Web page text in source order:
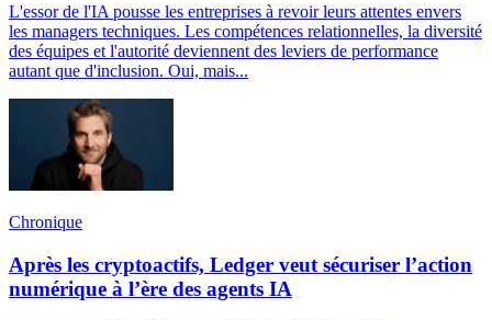
L'essor de l'IA pousse les entreprises à revoir leurs attentes envers
les managers techniques. Les compétences relationnelles, la diversité
des équipes et l'autorité deviennent des leviers de performance
autant que d'inclusion. Oui, mais...
Chronique
Après les cryptoactifs, Ledger veut sécuriser l’action
numérique à l’ère des agents IA